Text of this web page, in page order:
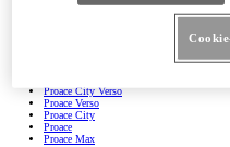
Yaris Cross
Proace City Verso
Proace Verso
Proace City
Proace
Proace Max